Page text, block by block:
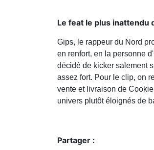
Le feat le plus inattendu
Gips, le rappeur du Nord
en renfort, en la personne
décidé de kicker salement
assez fort. Pour le clip, on
vente et livraison de
univers plutôt éloignés de
Partager :